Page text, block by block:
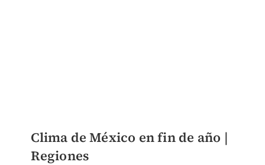
Clima de México en fin de año |
Regiones